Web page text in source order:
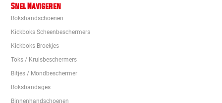
Snel Navigeren
Bokshandschoenen
Kickboks Scheenbeschermers
Kickboks Broekjes
Toks / Kruisbeschermers
Bitjes / Mondbeschermer
Boksbandages
Binnenhandschoenen